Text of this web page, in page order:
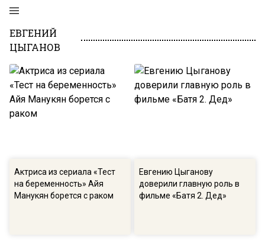
ЕВГЕНИЙ
ЦЫГАНОВ
Актриса из сериала «Тест
на беременность» Айя
Манукян борется с раком
Евгению Цыганову
доверили главную роль в
фильме «Батя 2. Дед»